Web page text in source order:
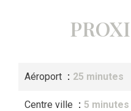
Aéroport 25 minutes
Centre ville 5 minutes